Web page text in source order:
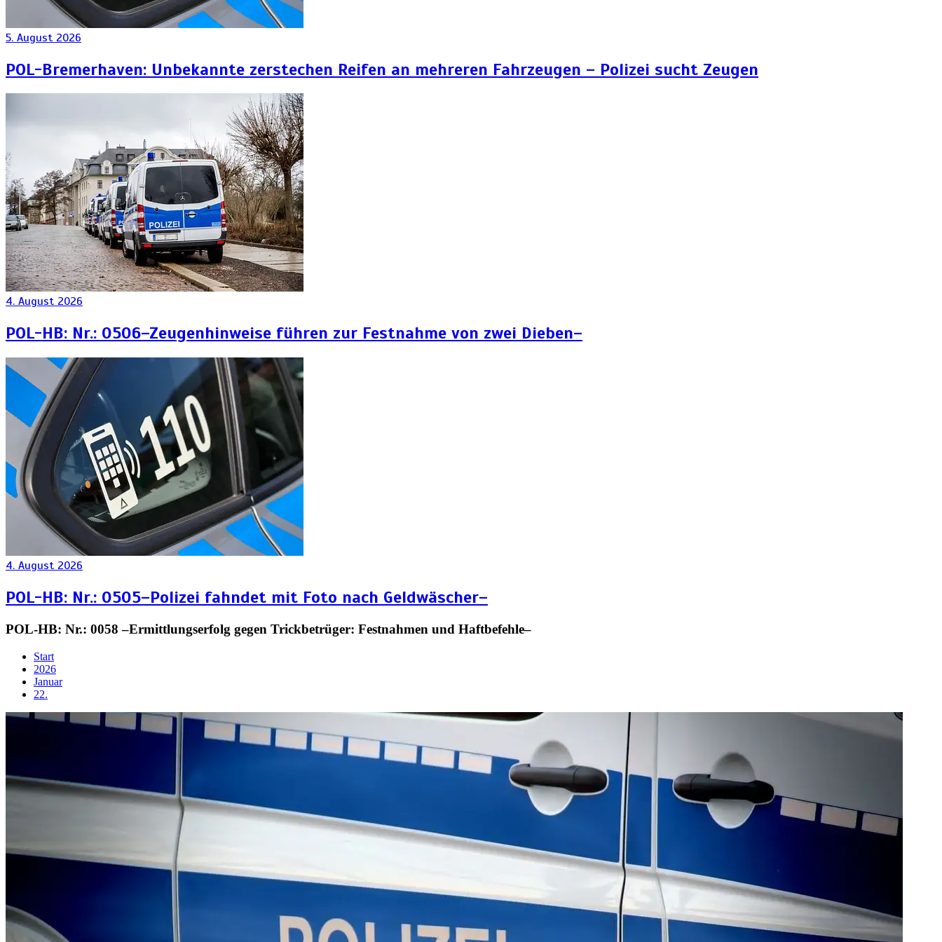
5. August 2026
POL-Bremerhaven: Unbekannte zerstechen Reifen an mehreren Fahrzeugen – Polizei sucht Zeugen
4. August 2026
POL-HB: Nr.: 0506–Zeugenhinweise führen zur Festnahme von zwei Dieben–
4. August 2026
POL-HB: Nr.: 0505–Polizei fahndet mit Foto nach Geldwäscher–
POL-HB: Nr.: 0058 –Ermittlungserfolg gegen Trickbetrüger: Festnahmen und Haftbefehle–
Start
2026
Januar
22.